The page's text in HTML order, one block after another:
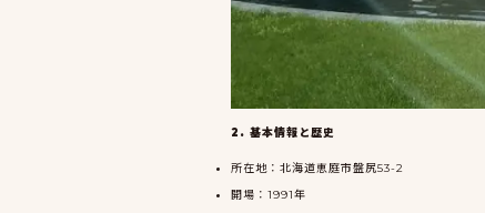
2. 基本情報と歴史
所在地：北海道恵庭市盤尻53-2
開場：1991年